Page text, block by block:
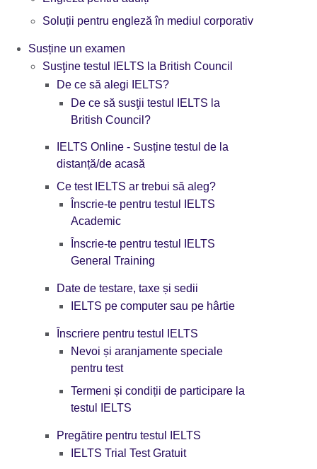
Soluții pentru engleză în mediul corporativ
Susține un examen
Susţine testul IELTS la British Council
De ce să alegi IELTS?
De ce să susţii testul IELTS la
British Council?
IELTS Online - Susține testul de la
distanță/de acasă
Ce test IELTS ar trebui să aleg?
Înscrie-te pentru testul IELTS
Academic
Înscrie-te pentru testul IELTS
General Training
Date de testare, taxe și sedii
IELTS pe computer sau pe hârtie
Înscriere pentru testul IELTS
Nevoi și aranjamente speciale
pentru test
Termeni și condiții de participare la
testul IELTS
Pregătire pentru testul IELTS
IELTS Trial Test Gratuit